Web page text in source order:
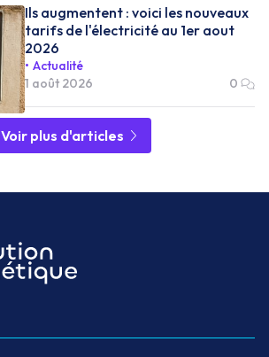
Ils augmentent : voici les nouveaux
tarifs de l'électricité au 1er aout
2026
Actualité
1 août 2026
0
Voir plus d'articles